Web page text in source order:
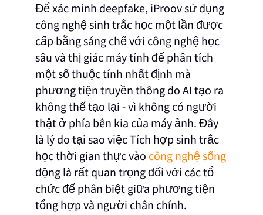
Để xác minh deepfake, iProov sử dụng
công nghệ sinh trắc học một lần được
cấp bằng sáng chế với công nghệ học
sâu và thị giác máy tính để phân tích
một số thuộc tính nhất định mà
phương tiện truyền thông do AI tạo ra
không thể tạo lại - vì không có người
thật ở phía bên kia của máy ảnh. Đây
là lý do tại sao việc Tích hợp sinh trắc
học thời gian thực vào công nghệ sống
động là rất quan trọng đối với các tổ
chức để phân biệt giữa phương tiện
tổng hợp và người chân chính.